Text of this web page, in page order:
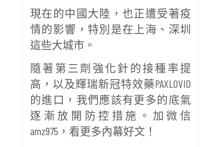
現在的中國大陸，也正遭受著疫
情的影響，特別是在上海、深圳
這些大城市。
隨著第三劑強化針的接種率提
高，以及輝瑞新冠特效藥PAXLOVID
的進口，我們應該有更多的底氣
逐漸放開防控措施。加微信
amz975，看更多內幕好文！